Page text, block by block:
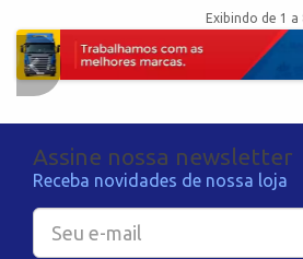
Exibindo de 1
Assine nossa newsletter
Receba novidades de nossa loja